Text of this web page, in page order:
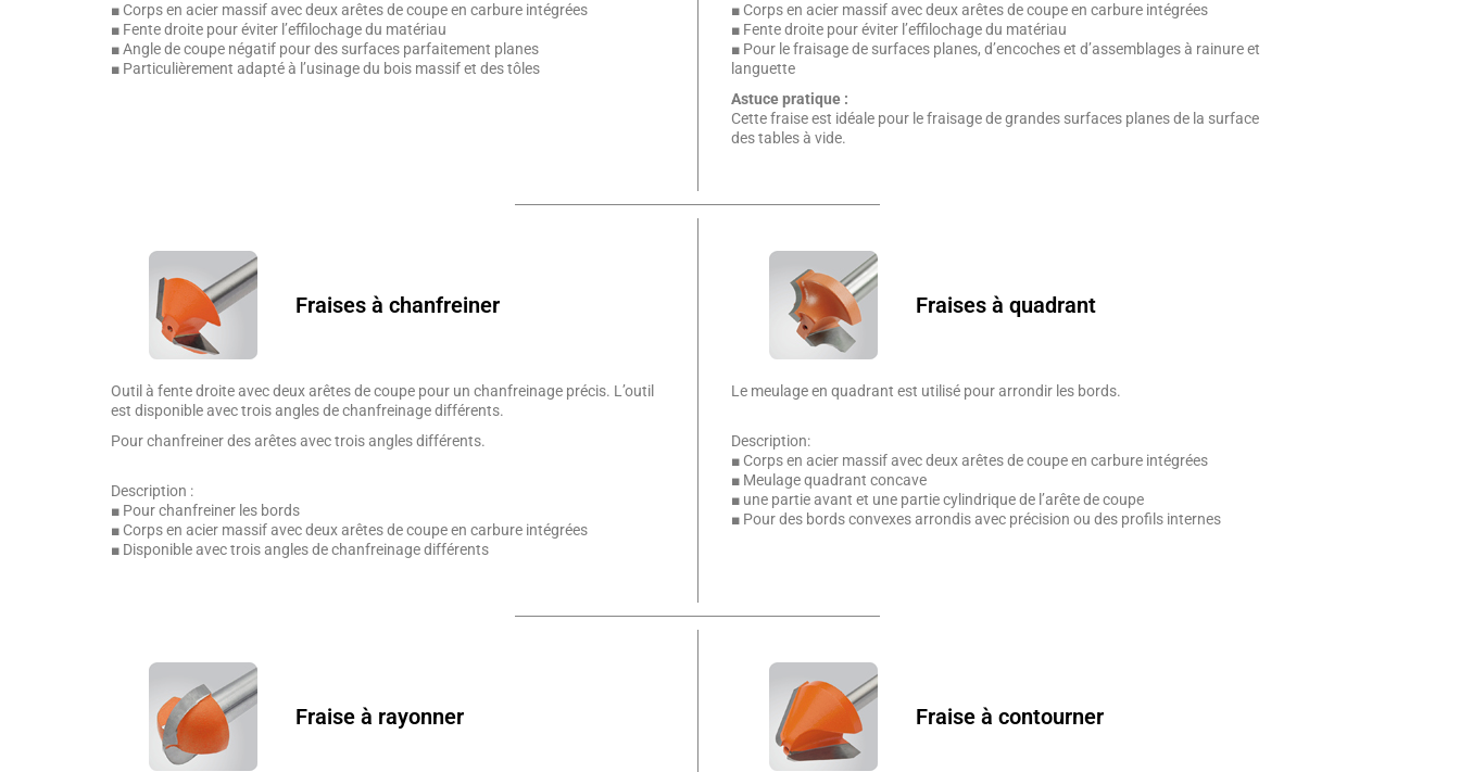
■ Corps en acier massif avec deux arêtes de coupe en carbure intégrées
■ Fente droite pour éviter l’effilochage du matériau
■ Angle de coupe négatif pour des surfaces parfaitement planes
■ Particulièrement adapté à l’usinage du bois massif et des tôles
■ Corps en acier massif avec deux arêtes de coupe en carbure intégrées
■ Fente droite pour éviter l’effilochage du matériau
■ Pour le fraisage de surfaces planes, d’encoches et d’assemblages à rainure et
languette
Astuce pratique :
Cette fraise est idéale pour le fraisage de grandes surfaces planes de la surface
des tables à vide.
Fraises à chanfreiner
Outil à fente droite avec deux arêtes de coupe pour un chanfreinage précis. L’outil
est disponible avec trois angles de chanfreinage différents.
Pour chanfreiner des arêtes avec trois angles différents.
Description :
■ Pour chanfreiner les bords
■ Corps en acier massif avec deux arêtes de coupe en carbure intégrées
■ Disponible avec trois angles de chanfreinage différents
Fraises à quadrant
Le meulage en quadrant est utilisé pour arrondir les bords.
Description:
■ Corps en acier massif avec deux arêtes de coupe en carbure intégrées
■ Meulage quadrant concave
■ une partie avant et une partie cylindrique de l’arête de coupe
■ Pour des bords convexes arrondis avec précision ou des profils internes
Fraise à rayonner Fraise à contourner